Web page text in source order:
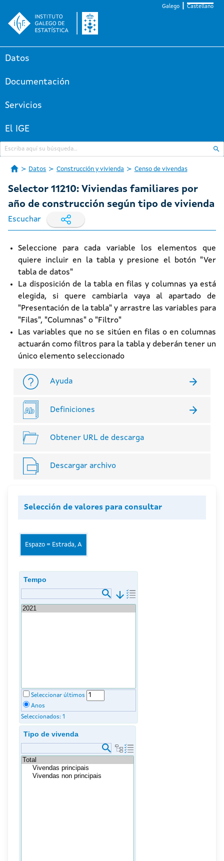
Galego Castellano
Datos
Documentación
Servicios
El IGE
Datos Construcción y vivienda Censo de vivendas
Selector 11210: Viviendas familiares por
año de construcción según tipo de vivienda
Escuchar
Seleccione para cada variable los elementos que
quiere incluir en la tabla y presione el botón "Ver
tabla de datos"
La disposición de la tabla en filas y columnas ya está
elegida, si quere cambiarla vaya al apartado de
"Presentación de la tabla" y arrastre las variables para
"Filas", "Columnas" o "Filtro"
Las variables que no se sitúen en filas o en columnas
actuarán como filtros para la tabla y deberán tener un
único elemento seleccionado
Ayuda
Definiciones
Obtener URL de descarga
Descargar archivo
Selección de valores para consultar
Espazo = Estrada, A
Tempo
arrow_downward
Seleccionar últimos
Anos
Seleccionados: 1
Tipo de vivenda